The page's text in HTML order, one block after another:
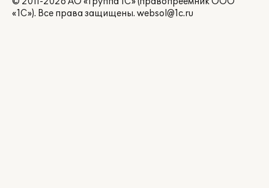
«1С»). Все права защищены. websol@1c.ru